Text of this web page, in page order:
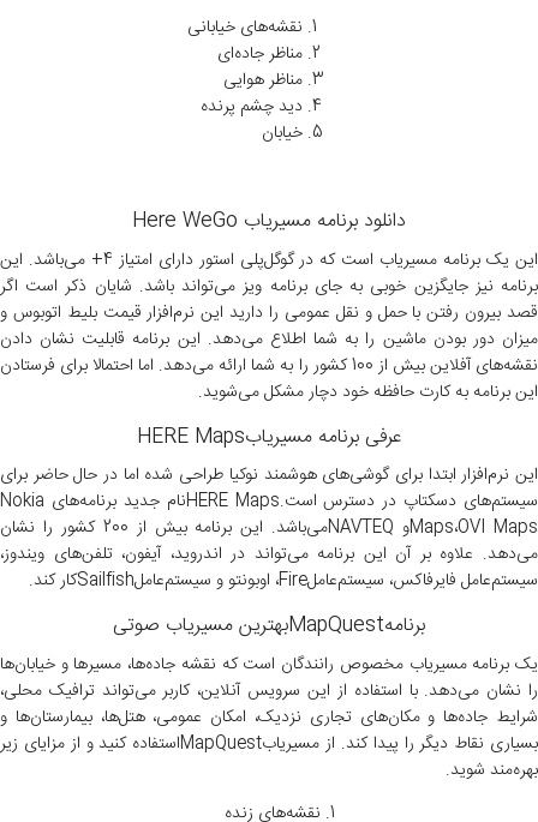
نقشه‌های خیابانی
مناظر جاده‌ای
مناظر هوایی
دید چشم پرنده
خیابان
دانلود برنامه مسیریاب Here WeGo
این یک برنامه مسیریاب است که در گوگل‌پلی استور دارای امتیاز 4+ می‌باشد. این
برنامه نیز جایگزین خوبی به جای برنامه ویز می‌تواند باشد. شایان ذکر است اگر
قصد بیرون رفتن با حمل و نقل عمومی را دارید این نرم‌افزار قیمت بلیط اتوبوس و
میزان دور بودن ماشین را به شما اطلاع می‌دهد. این برنامه قابلیت نشان دادن
نقشه‌های آفلاین بیش از 100 کشور را به شما ارائه می‌دهد. اما احتمالا برای فرستادن
این برنامه به کارت حافظه خود دچار مشکل می‌شوید.
عرفی برنامه مسیریابHERE Maps
این نرم‌افزار ابتدا برای گوشی‌های هوشمند نوکیا طراحی شده اما در حال حاضر برای
سیستم‌های دسکتاپ در دسترس است.HERE Mapsنام جدید برنامه‌های Nokia
Maps،OVI Mapsو NAVTEQمی‌باشد. این برنامه بیش از 200 کشور را نشان
می‌دهد. علاوه بر آن این برنامه می‌تواند در اندروید، آیفون، تلفن‌های ویندوز،
سیستم‌عامل فایرفاکس، سیستم‌عاملFire، اوبونتو و سیستم‌عاملSailfishکار کند.
برنامهMapQuestبهترین مسیریاب صوتی
یک برنامه مسیریاب مخصوص رانندگان است که نقشه جاده‌ها، مسیر‌ها و خیابان‌ها
را نشان می‌دهد. با استفاده از این سرویس آنلاین، کاربر می‌تواند ترافیک محلی،
شرایط جاده‌ها و مکان‌های تجاری نزدیک، امکان عمومی، هتل‌ها، بیمارستان‌ها و
بسیاری نقاط دیگر را پیدا کند. از مسیریابMapQuestاستفاده کنید و از مزایای زیر
بهره‌مند شوید.
نقشه‌های زنده